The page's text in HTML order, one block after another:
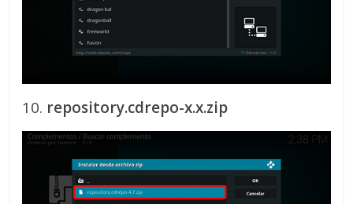
10. repository.cdrepo-x.x.zip